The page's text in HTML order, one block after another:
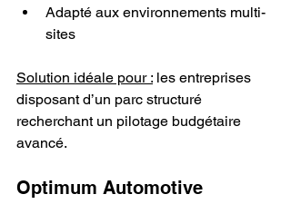
Adapté aux environnements multi-
sites
Solution idéale pour : les entreprises
disposant d’un parc structuré
recherchant un pilotage budgétaire
avancé.
Optimum Automotive